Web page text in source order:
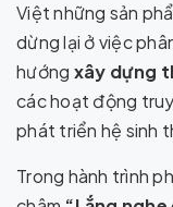
Việt những sản
dừng lại ở việc
hướng xây dựng
các hoạt động
phát triển hệ sinh
Trong hành trình